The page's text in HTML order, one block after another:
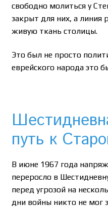
свободно молиться у
закрыт для них, а линия
живую ткань столицы.
Это был не просто
еврейского народа это
путь к
В июне 1967 года
переросло в
перед угрозой на
дни войны никто не мог